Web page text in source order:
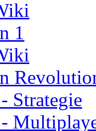
1
Strategie